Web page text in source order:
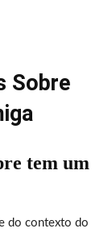
Sobre
tem um
do contexto do